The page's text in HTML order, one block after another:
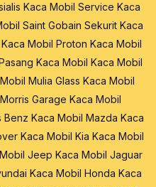
Kaca Mobil Service Kaca
Saint Gobain Sekurit Kaca
Kaca Mobil Proton Kaca Mobil
Pasang Kaca Mobil Kaca Mobil
Mulia Glass Kaca Mobil
Garage Kaca Mobil
Benz Kaca Mobil Mazda Kaca
Kaca Mobil Kia Kaca Mobil
Jeep Kaca Mobil Jaguar
Kaca Mobil Honda Kaca